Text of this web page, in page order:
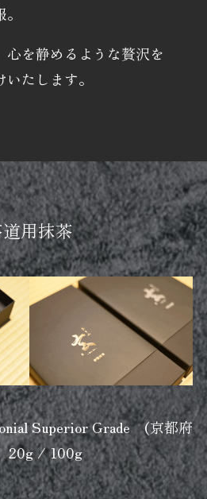
心を静めるような贅沢を
たします。
用抹茶
Superior Grade (京都府
20g / 100g